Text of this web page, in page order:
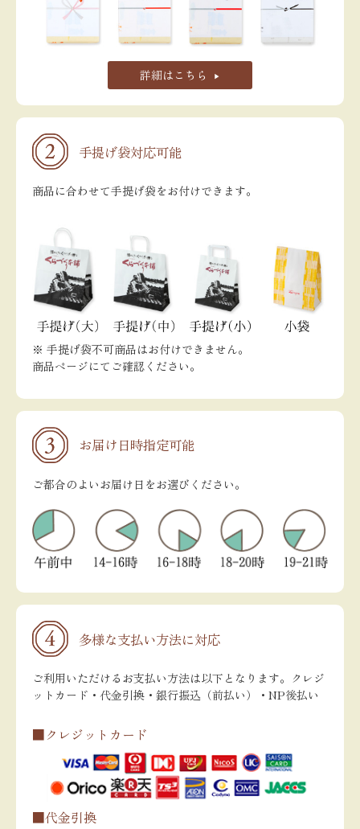
詳細はこちら
手提げ袋対応可能
商品に合わせて手提げ袋をお付けできます。
※ 手提げ袋不可商品はお付けできません。
商品ページにてご確認ください。
お届け日時指定可能
ご都合のよいお届け日をお選びください。
多様な支払い方法に対応
ご利用いただけるお支払い方法は以下となります。クレジ
ットカード・代金引換・銀行振込（前払い）・NP後払い
■クレジットカード
■代金引換